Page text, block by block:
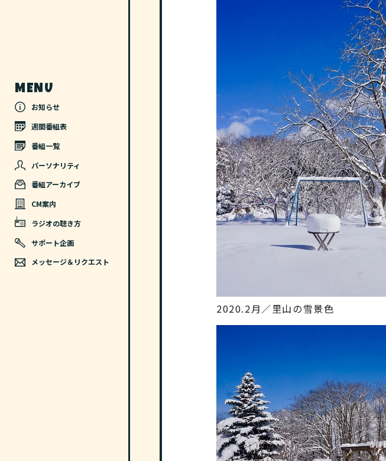
MENU
お知らせ
週間番組表
番組一覧
パーソナリティ
番組アーカイブ
CM案内
ラジオの聴き方
サポート企画
メッセージ＆リクエスト
2020.2月／里山の雪景色